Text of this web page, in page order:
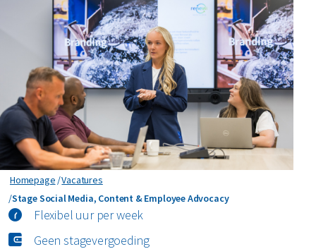
Homepage Vacatures
Stage Social Media, Content & Employee Advocacy
Stage Social Media, Content & Employee Advocacy
Flexibel uur per week
Geen stagevergoeding